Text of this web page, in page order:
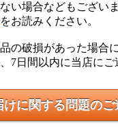
い場合などもござい
をお読みください。
の破損があった場合
7日間以内に当店にご
けに関する問題のご